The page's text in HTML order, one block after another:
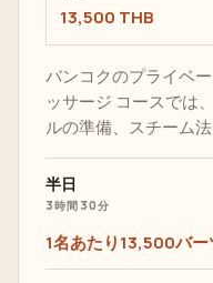
13,500 THB
バンコクのプライベ
ッサージ コースでは
ルの準備、スチーム
半日
3時間30分
1名あたり13,500バー